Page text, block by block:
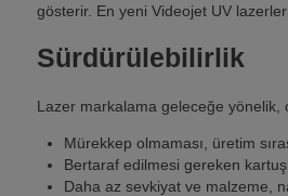
gösterir. En yeni Videojet UV
Sürdürülebilirlik
Lazer markalama geleceğe yönelik,
Mürekkep olmaması, üretim
Bertaraf edilmesi gereken
Daha az sevkiyat ve malzeme,